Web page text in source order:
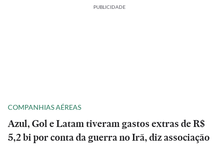
PUBLICIDADE
COMPANHIAS AÉREAS
Azul, Gol e Latam tiveram gastos extras de R$
5,2 bi por conta da guerra no Irã, diz associação